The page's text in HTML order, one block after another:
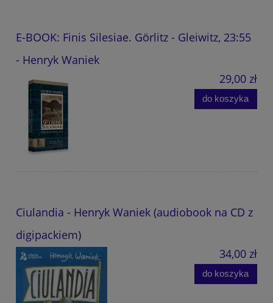
E-BOOK: Finis Silesiae. Görlitz - Gleiwitz, 23:55
- Henryk Waniek
29,00 zł
do koszyka
Ciulandia - Henryk Waniek (audiobook na CD z
digipackiem)
34,00 zł
do koszyka